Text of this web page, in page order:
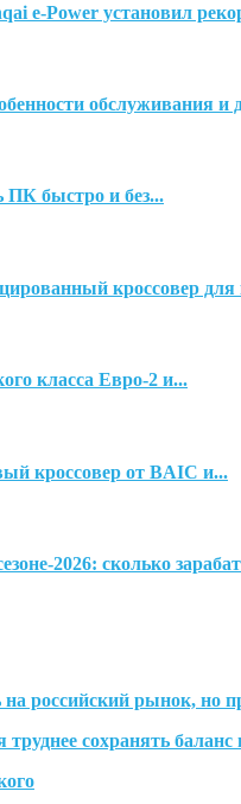
e-Power установил
обслуживания и
быстро и без...
кроссовер
класса Евро-2 и...
кроссовер от BAIC и...
2026: сколько
российский рынок, но
сохранять